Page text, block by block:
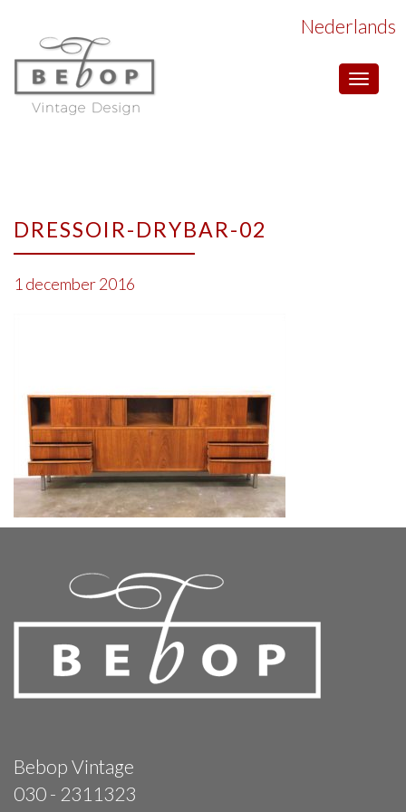
Toggle
Nederlands
DRESSOIR-DRYBAR-02
1 december 2016
Bebop Vintage
030 - 2311323